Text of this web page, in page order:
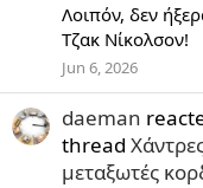
Λοιπόν, δεν
Τζακ Νίκολσον!
Jun 6, 2026
daeman
thread
μεταξωτές